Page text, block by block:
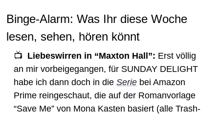
Binge-Alarm: Was Ihr diese Woche
lesen, sehen, hören könnt
📺 Liebeswirren in “Maxton Hall”: Erst völlig
an mir vorbeigegangen, für SUNDAY DELIGHT
habe ich dann doch in die Serie bei Amazon
Prime reingeschaut, die auf der Romanvorlage
“Save Me” von Mona Kasten basiert (alle Trash-